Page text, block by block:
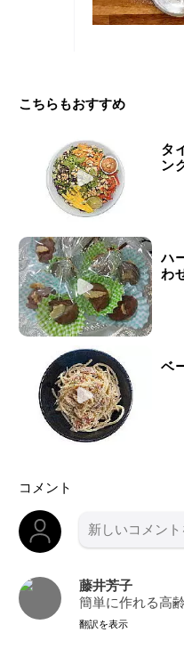
こちらもおすすめ
タ
ン
ハ
わ
ベ
コメント
藤井芳子
簡単に作れる高
翻訳を表示